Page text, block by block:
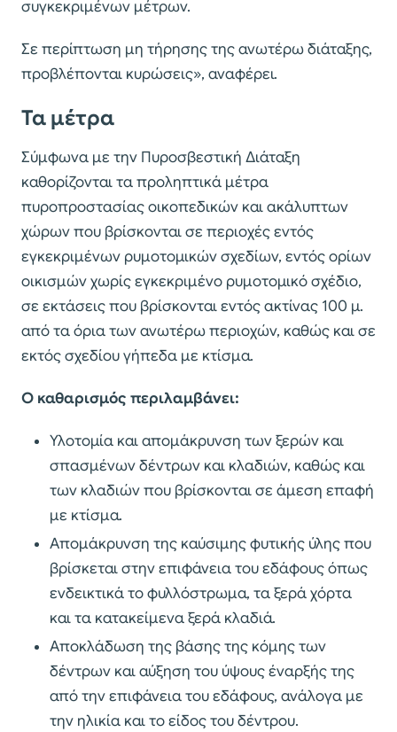
συγκεκριμένων μέτρων.
Σε περίπτωση μη τήρησης της ανωτέρω διάταξης,
προβλέπονται κυρώσεις», αναφέρει.
Τα μέτρα
Σύμφωνα με την Πυροσβεστική Διάταξη
καθορίζονται τα προληπτικά μέτρα
πυροπροστασίας οικοπεδικών και ακάλυπτων
χώρων που βρίσκονται σε περιοχές εντός
εγκεκριμένων ρυμοτομικών σχεδίων, εντός ορίων
οικισμών χωρίς εγκεκριμένο ρυμοτομικό σχέδιο,
σε εκτάσεις που βρίσκονται εντός ακτίνας 100 μ.
από τα όρια των ανωτέρω περιοχών, καθώς και σε
εκτός σχεδίου γήπεδα με κτίσμα.
Ο καθαρισμός περιλαμβάνει:
Υλοτομία και απομάκρυνση των ξερών και
σπασμένων δέντρων και κλαδιών, καθώς και
των κλαδιών που βρίσκονται σε άμεση επαφή
με κτίσμα.
Απομάκρυνση της καύσιμης φυτικής ύλης που
βρίσκεται στην επιφάνεια του εδάφους όπως
ενδεικτικά το φυλλόστρωμα, τα ξερά χόρτα
και τα κατακείμενα ξερά κλαδιά.
Αποκλάδωση της βάσης της κόμης των
δέντρων και αύξηση του ύψους έναρξής της
από την επιφάνεια του εδάφους, ανάλογα με
την ηλικία και το είδος του δέντρου.